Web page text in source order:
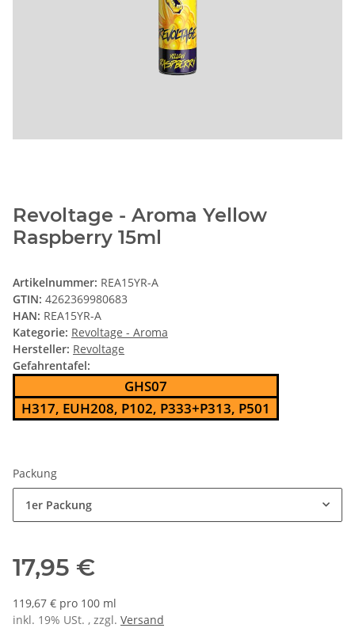
Revoltage - Aroma Yellow
Raspberry 15ml
Artikelnummer: REA15YR-A
GTIN: 4262369980683
HAN: REA15YR-A
Kategorie: Revoltage - Aroma
Hersteller: Revoltage
Gefahrentafel:
GHS07
H317, EUH208, P102, P333+P313, P501
Packung
1er Packung
17,95 €
119,67 € pro 100 ml
inkl. 19% USt. , zzgl. Versand